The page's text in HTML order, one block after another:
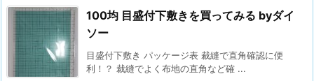
100均 目盛付下敷きを買ってみる byダイ
ソー
目盛付下敷き パッケージ表 裁縫で直角確認に便
利！？ 裁縫でよく布地の直角など確 ...